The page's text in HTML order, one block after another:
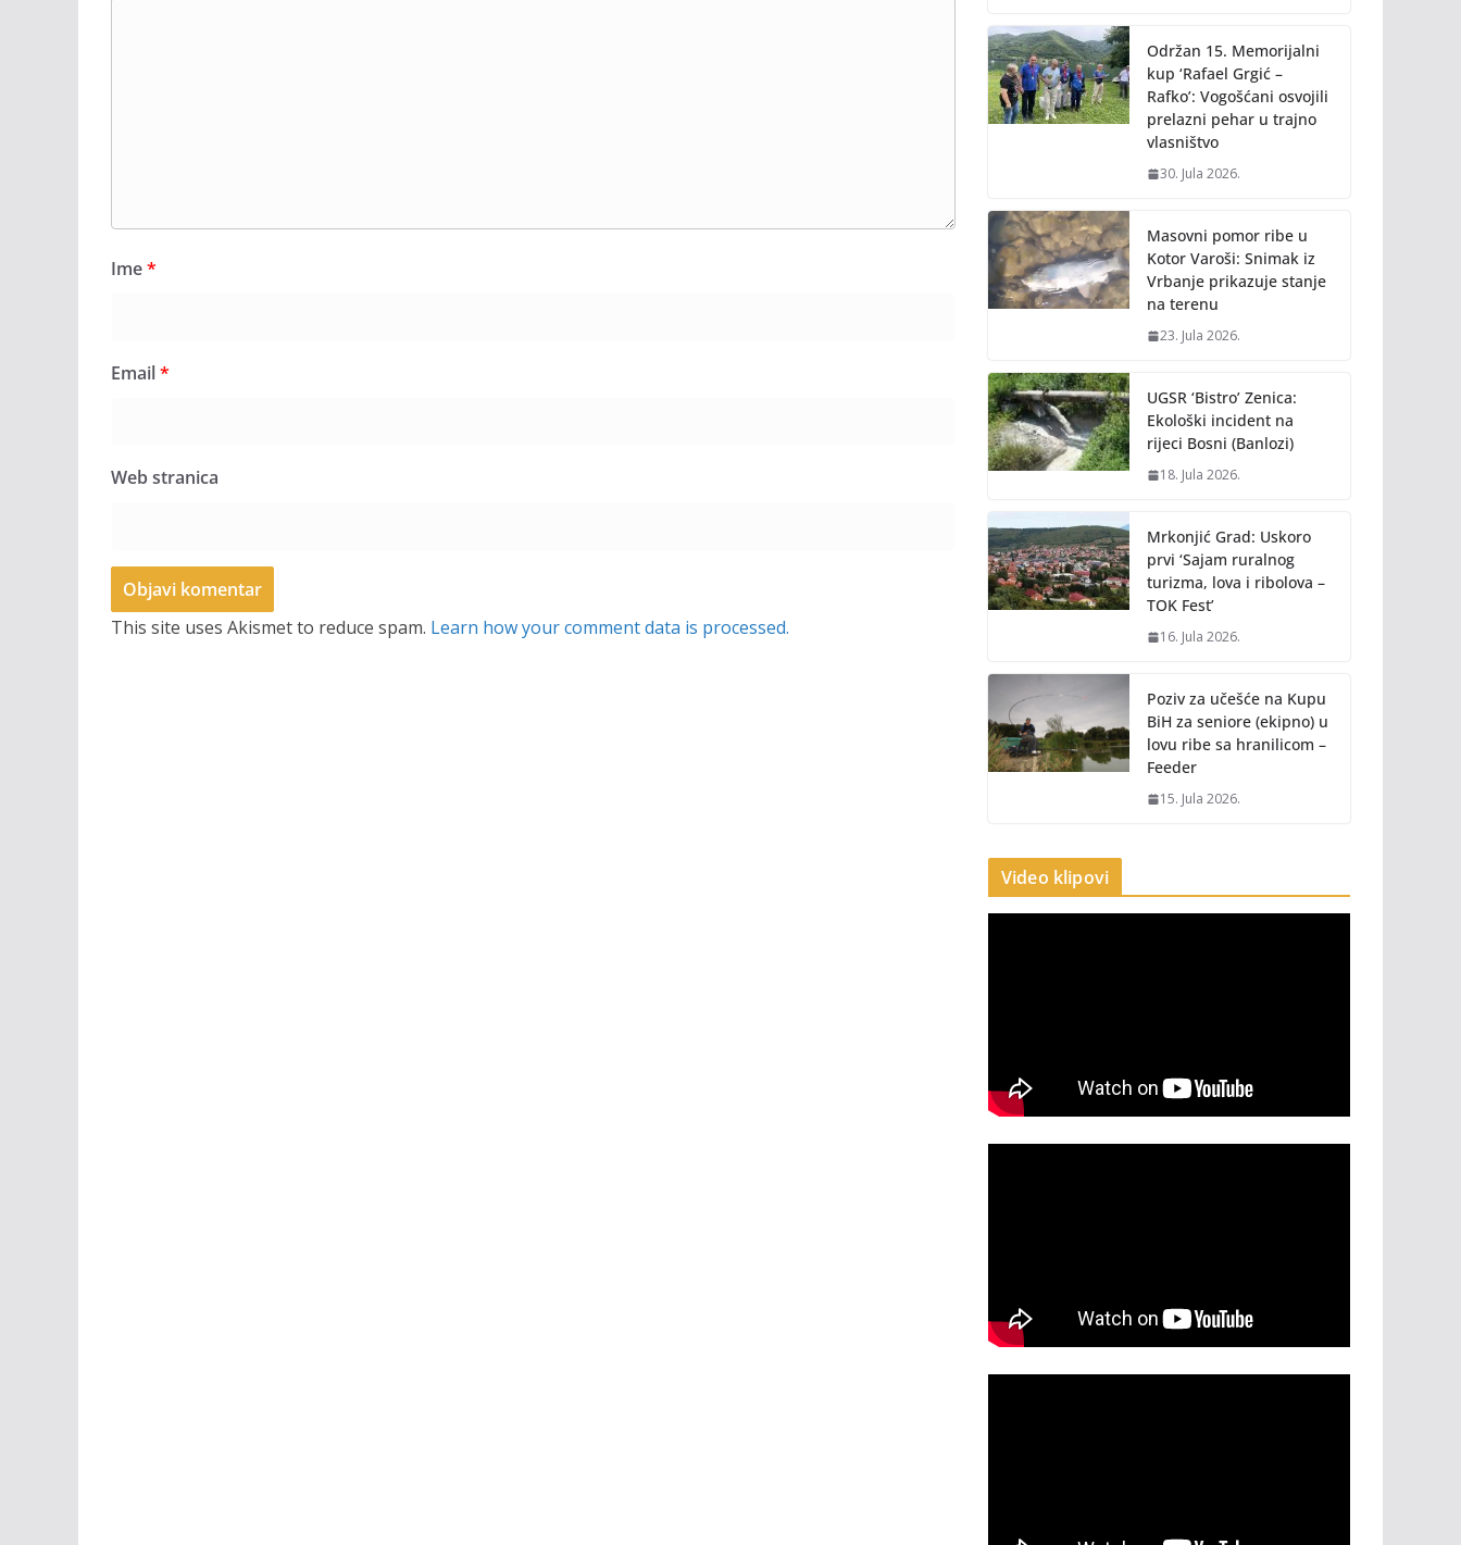
Ime*
Email*
Web stranica
This site uses Akismet to reduce spam. Learn how your comment data is processed.
Održan 15. Memorijalni
kup ‘Rafael Grgić –
Rafko’: Vogošćani osvojili
prelazni pehar u trajno
vlasništvo
30. Jula 2026.
Masovni pomor ribe u
Kotor Varoši: Snimak iz
Vrbanje prikazuje stanje
na terenu
23. Jula 2026.
UGSR ‘Bistro’ Zenica:
Ekološki incident na
rijeci Bosni (Banlozi)
18. Jula 2026.
Mrkonjić Grad: Uskoro
prvi ‘Sajam ruralnog
turizma, lova i ribolova –
TOK Fest’
16. Jula 2026.
Poziv za učešće na Kupu
BiH za seniore (ekipno) u
lovu ribe sa hranilicom –
Feeder
15. Jula 2026.
Video klipovi